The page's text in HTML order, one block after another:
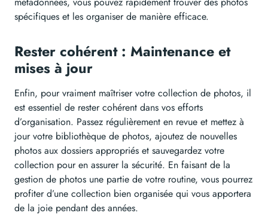
spécifiques et les organiser de manière efficace.
Rester cohérent : Maintenance et
mises à jour
Enfin, pour vraiment maîtriser votre collection de photos, il
est essentiel de rester cohérent dans vos efforts
d’organisation. Passez régulièrement en revue et mettez à
jour votre bibliothèque de photos, ajoutez de nouvelles
photos aux dossiers appropriés et sauvegardez votre
collection pour en assurer la sécurité. En faisant de la
gestion de photos une partie de votre routine, vous pourrez
profiter d’une collection bien organisée qui vous apportera
de la joie pendant des années.